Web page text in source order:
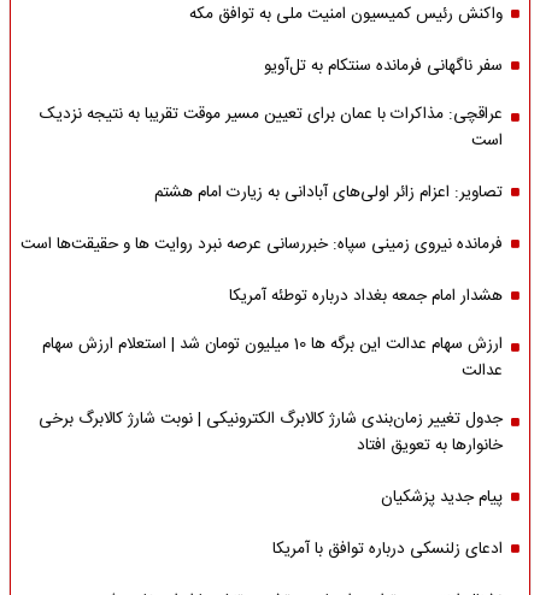
واکنش رئیس کمیسیون امنیت ملی به توافق مکه
سفر ناگهانی فرمانده سنتکام به تل‌آویو
عراقچی: مذاکرات با عمان برای تعیین مسیر موقت تقریبا به نتیجه نزدیک
است
تصاویر: اعزام زائر اولی‌های آبادانی به زیارت امام هشتم
فرمانده نیروی زمینی سپاه: خبررسانی عرصه نبرد روایت ها و حقیقت‌ها است
هشدار امام جمعه بغداد درباره توطئه آمریکا
ارزش سهام عدالت این برگه ها 10 میلیون تومان شد | استعلام ارزش سهام
عدالت
جدول تغییر زمان‌بندی شارژ کالابرگ الکترونیکی | نوبت شارژ کالابرگ برخی
خانوارها به تعویق افتاد
پیام جدید پزشکیان
ادعای زلنسکی درباره توافق با آمریکا